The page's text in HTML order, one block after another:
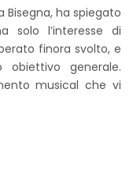
Bisegna, ha spiegato
solo l’interesse di
finora svolto, e
generale.
musical che vi